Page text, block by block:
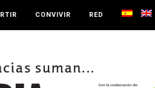
CONVIVIR RED